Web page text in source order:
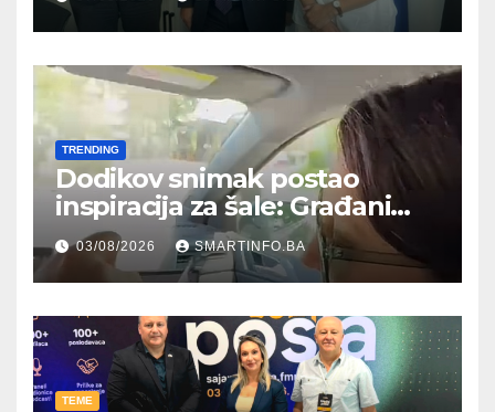
Njemačke
TRENDING
Dodikov snimak postao
inspiracija za šale: Građani
kroz parodiju poslali poruku
03/08/2026 SMARTINFO.BA
TEME